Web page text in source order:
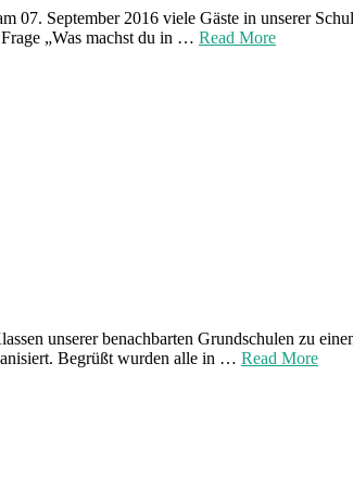
07. September 2016 viele Gäste in unserer
„Was machst du in … Read More
unserer benachbarten Grundschulen zu
Begrüßt wurden alle in … Read More